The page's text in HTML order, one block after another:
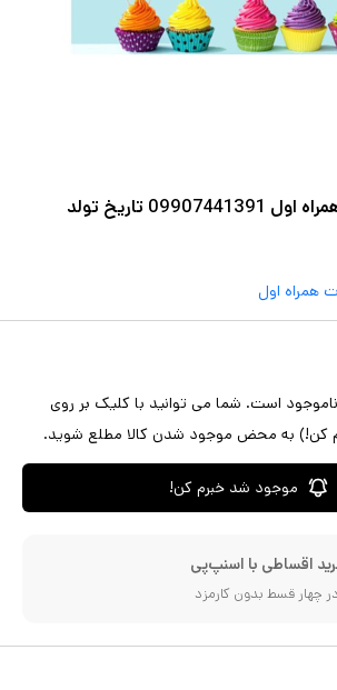
تاریخ تولد
همراه اول
است. شما می توانید با کلیک بر روی
کن!) به محض موجود شدن کالا مطلع شوید.
موجود شد خبرم کن!
اقساطی با اسنپ‌پی
چهار قسط بدون کارمزد